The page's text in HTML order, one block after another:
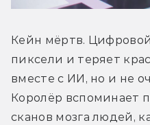
Кейн мёртв.
пиксели и теряет
вместе с ИИ, но и не
Королёр вспоминает
сканов мозга людей,